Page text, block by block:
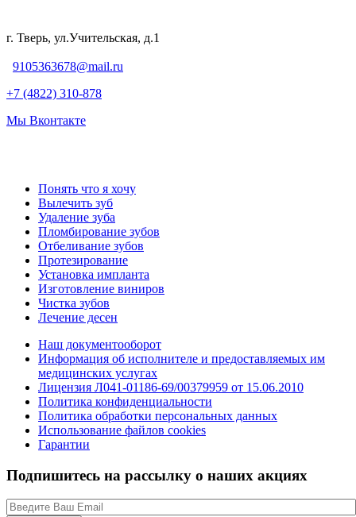
г. Тверь, ул.Учительская, д.1
9105363678@mail.ru
+7 (4822) 310-878
Мы Вконтакте
Понять что я хочу
Вылечить зуб
Удаление зуба
Пломбирование зубов
Отбеливание зубов
Протезирование
Установка импланта
Изготовление виниров
Чистка зубов
Лечение десен
Наш документооборот
Информация об исполнителе и предоставляемых им
медицинских услугах
Лицензия Л041-01186-69/00379959 от 15.06.2010
Политика конфиденциальности
Политика обработки персональных данных
Использование файлов cookies
Гарантии
Подпишитесь на рассылку о наших акциях